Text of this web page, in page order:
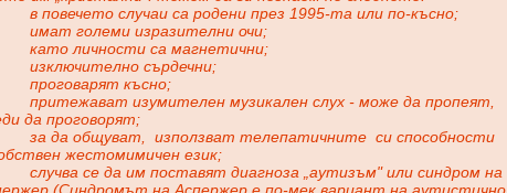
в повечето случаи са родени през 1995-та или по-късно;
имат големи изразителни очи;
като личности са магнетични;
изключително сърдечни;
проговарят късно;
притежават изумителен музикален слух - може да пропеят,
да проговорят;
за да общуват, използват телепатичните си способности
жестомимичен език;
случва се да им поставят диагноза „аутизъм" или синдром на